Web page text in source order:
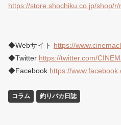
https://store.shochiku.co.jp/shop/
◆Webサイト https://
◆Twitter https://twitter.com/
◆Facebook https://
コラム 釣りバカ日誌